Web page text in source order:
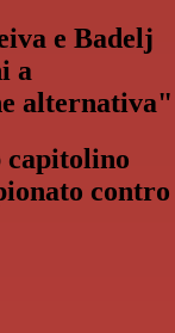
e Badelj
a
alternativa"
capitolino
contro